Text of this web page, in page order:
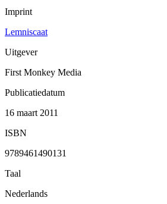
Imprint
Lemniscaat
Uitgever
First Monkey Media
Publicatiedatum
16 maart 2011
ISBN
9789461490131
Taal
Nederlands